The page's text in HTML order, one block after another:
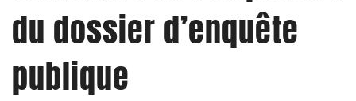
du dossier d’enquête
publique